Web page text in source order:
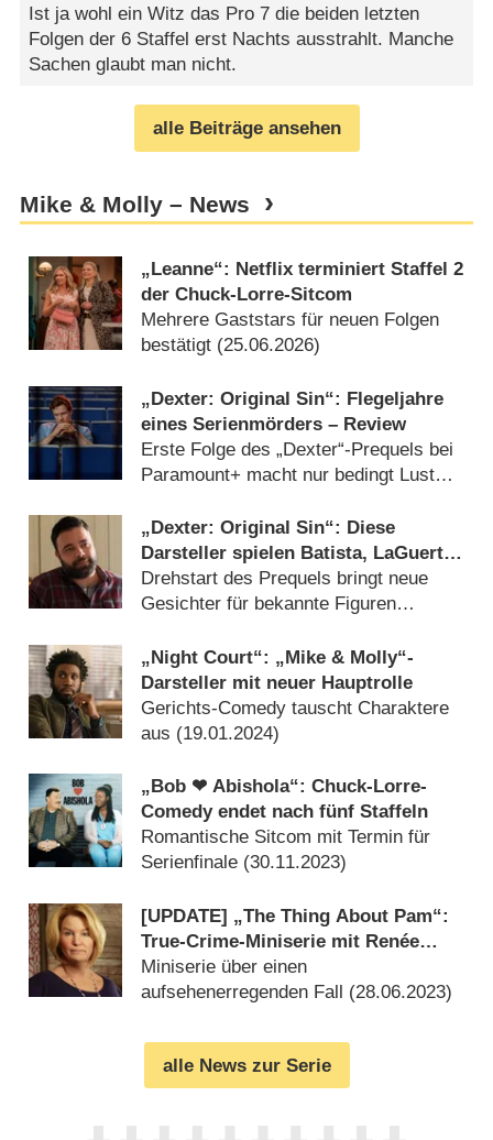
Ist ja wohl ein Witz das Pro 7 die beiden letzten
Folgen der 6 Staffel erst Nachts ausstrahlt. Manche
Sachen glaubt man nicht.
alle Beiträge ansehen
Mike & Molly – News
„Leanne“: Netflix terminiert Staffel 2
der Chuck-Lorre-Sitcom
Mehrere Gaststars für neuen Folgen
bestätigt (25.06.2026)
„Dexter: Original Sin“: Flegeljahre
eines Serienmörders – Review
Erste Folge des „Dexter“-Prequels bei
Paramount+ macht nur bedingt Lust
„Dexter: Original Sin“: Diese
Darsteller spielen Batista, LaGuerta
und Masuk
Drehstart des Prequels bringt neue
Gesichter für bekannte Figuren
„Night Court“: „Mike & Molly“-
Darsteller mit neuer Hauptrolle
Gerichts-Comedy tauscht Charaktere
aus (19.01.2024)
„Bob ❤ Abishola“: Chuck-Lorre-
Comedy endet nach fünf Staffeln
Romantische Sitcom mit Termin für
Serienfinale (30.11.2023)
[UPDATE] „The Thing About Pam“:
True-Crime-Miniserie mit Renée
Zellweger feiert Free-TV-Premiere
Miniserie über einen
aufsehenerregenden Fall (28.06.2023)
alle News zur Serie